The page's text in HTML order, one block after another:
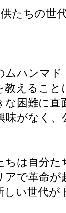
たちの世
ムハンマ
教えるこ
な困難に
味がなく
ちは自分
アで革命
しい世代